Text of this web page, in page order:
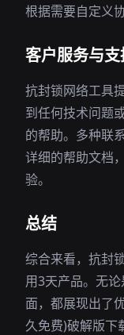
根据需要自定义
客户服务与支
抗封锁网络工具
到任何技术问题
的帮助。多种联
详细的帮助文档
验。
总结
综合来看，抗封
用3天产品。无
面，都展现出了
久免费)破解版下